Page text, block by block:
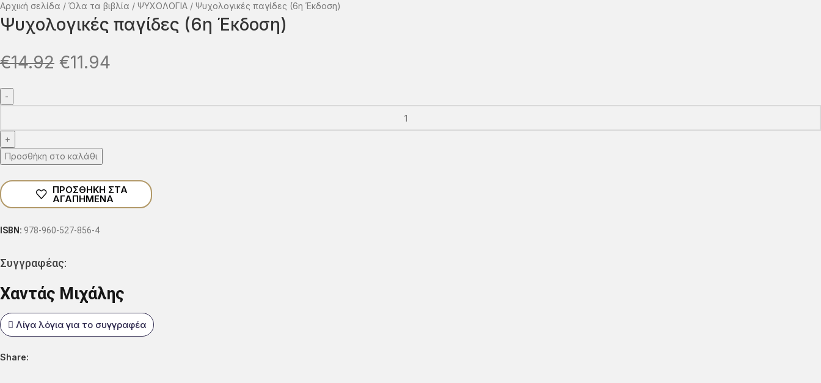
Αρχική σελίδα Όλα τα βιβλία ΨΥΧΟΛΟΓΙΑ Ψυχολογικές παγίδες (6η Έκδοση)
Ψυχολογικές παγίδες (6η Έκδοση)
€14.92 €11.94
Προσθήκη στο καλάθι
ΠΡΟΣΘΉΚΗ ΣΤΑ
ΑΓΑΠΗΜΈΝΑ
ISBN: 978-960-527-856-4
Συγγραφέας:
Χαντάς Μιχάλης
Λίγα λόγια για το συγγραφέα
Share: